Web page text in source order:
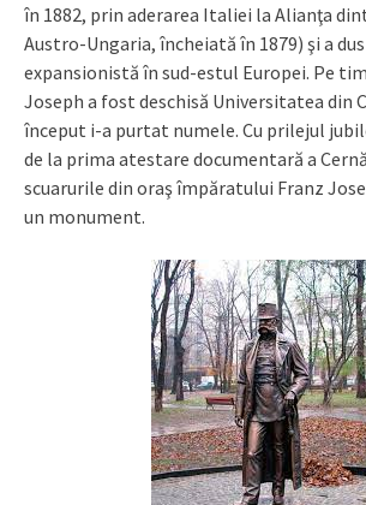
în 1882, prin aderarea Italiei la Alianţa
Austro-Ungaria, încheiată în 1879) şi a
expansionistă în sud-estul Europei. Pe
Joseph a fost deschisă Universitatea din
început i-a purtat numele. Cu prilejul
de la prima atestare documentară a
scuarurile din oraş împăratului Franz
un monument.